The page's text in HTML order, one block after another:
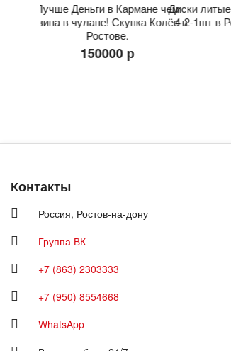
Лучше Деньги в Кармане чем
резина в чулане! Скупка Колёс в
Ростове.
150000 р
Диски
4-2-1шт в
Контакты
Россия, Ростов-на-дону
Группа ВК
+7 (863) 2303333
+7 (950) 8554668
WhatsApp